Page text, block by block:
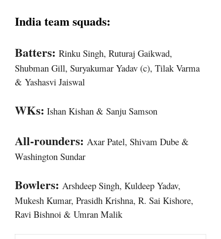
India team squads:
Batters: Rinku Singh, Ruturaj Gaikwad,
Shubman Gill, Suryakumar Yadav (c), Tilak Varma
& Yashasvi Jaiswal
WKs: Ishan Kishan & Sanju Samson
All-rounders: Axar Patel, Shivam Dube &
Washington Sundar
Bowlers: Arshdeep Singh, Kuldeep Yadav,
Mukesh Kumar, Prasidh Krishna, R. Sai Kishore,
Ravi Bishnoi & Umran Malik